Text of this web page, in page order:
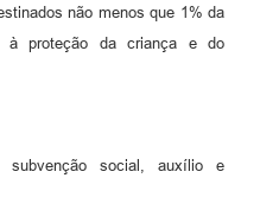
não menos que 1% da
à proteção da criança e do
social, auxílio e